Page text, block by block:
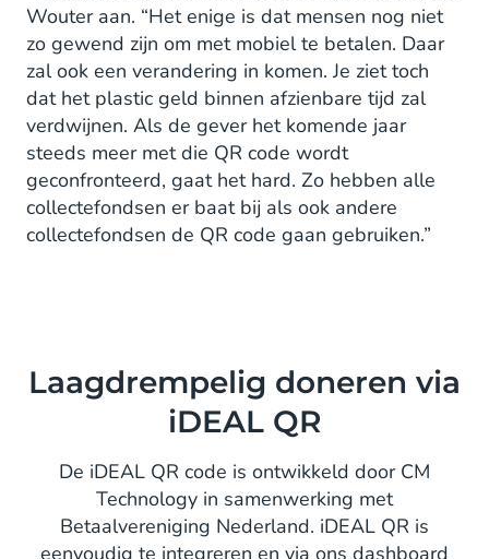
Wouter aan. “Het enige is dat mensen nog niet
zo gewend zijn om met mobiel te betalen. Daar
zal ook een verandering in komen. Je ziet toch
dat het plastic geld binnen afzienbare tijd zal
verdwijnen. Als de gever het komende jaar
steeds meer met die QR code wordt
geconfronteerd, gaat het hard. Zo hebben alle
collectefondsen er baat bij als ook andere
collectefondsen de QR code gaan gebruiken.”
Laagdrempelig doneren via
iDEAL QR
De iDEAL QR code is ontwikkeld door CM
Technology in samenwerking met
Betaalvereniging Nederland. iDEAL QR is